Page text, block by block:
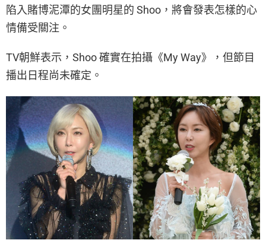
陷入賭博泥潭的女團明星的 Shoo，將會發表怎樣的心
情備受關注。
TV朝鮮表示，Shoo 確實在拍攝《My Way》，但節目
播出日程尚未確定。